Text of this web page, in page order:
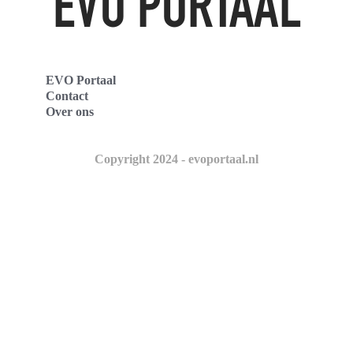
EVO Portaal
Contact
Over ons
Copyright 2024 - evoportaal.nl